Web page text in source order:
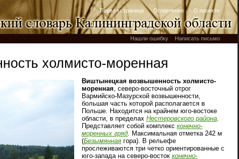
Первая страница Оглавление О проекте
Нашли ошибку Написать письмо
холмисто-моренная
Виштынецкая возвышенность холмисто-
моренная, северо-восточный отрог
Вармийско-Мазурской возвышенности,
большая часть которой располагается в
Польше. Находится на крайнем юго-востоке
области, в пределах Нестеровского района.
Представляет собой комплекс конечно-
моренных гряд. Максимальная отметка 242 м
(Безымянная гора). В рельефе
прослеживаются три четко ориентированные с
юго-запада на северо-восток конечно-